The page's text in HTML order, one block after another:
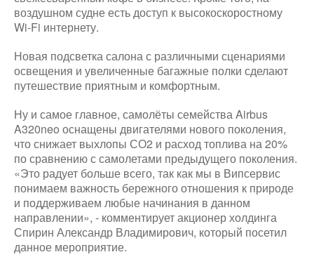
воздушном судне есть доступ к высокоскоростному
Wi-Fi интернету.
Новая подсветка салона с различными сценариями
освещения и увеличенные багажные полки сделают
путешествие приятным и комфортным.
Ну и самое главное, самолёты семейства Airbus
A320neo оснащены двигателями нового поколения,
что снижает выхлопы СО2 и расход топлива на 20%
по сравнению с самолетами предыдущего поколения.
«Это радует больше всего, так как мы в Випсервис
понимаем важность бережного отношения к природе
и поддерживаем любые начинания в данном
направлении», - комментирует акционер холдинга
Спирин Александр Владимирович, который посетил
данное мероприятие.